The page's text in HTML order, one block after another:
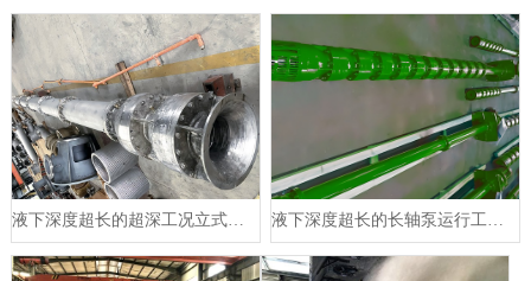
液下深度超长的超深工况立式液下长轴泵工作原理和技术核心 液下深度超长的长轴泵运行工况分析